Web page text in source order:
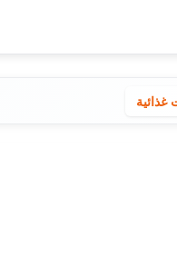
غذائية